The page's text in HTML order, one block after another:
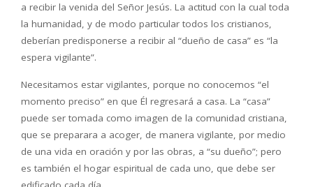
a recibir la venida del Señor Jesús. La actitud con la cual toda
la humanidad, y de modo particular todos los cristianos,
deberían predisponerse a recibir al “dueño de casa” es “la
espera vigilante”.
Necesitamos estar vigilantes, porque no conocemos “el
momento preciso” en que Él regresará a casa. La “casa”
puede ser tomada como imagen de la comunidad cristiana,
que se preparara a acoger, de manera vigilante, por medio
de una vida en oración y por las obras, a “su dueño”; pero
es también el hogar espiritual de cada uno, que debe ser